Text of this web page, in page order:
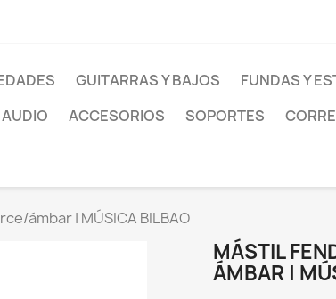
GUITARRAS Y BAJOS FUNDAS Y
AUDIO
ACCESORIOS SOPORTES
ámbar | MÚSICA BILBAO
MÁSTIL
ÁMBAR |